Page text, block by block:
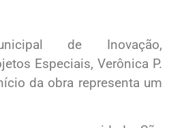
de Inovação,
Especiais, Verônica P.
da obra representa um